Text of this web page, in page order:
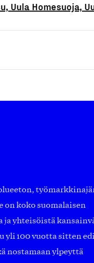
Uula Homesuoja,
on koko suomalaisen
ja yhteisöistä
100 vuotta sitten
nostamaan ylpeyttä